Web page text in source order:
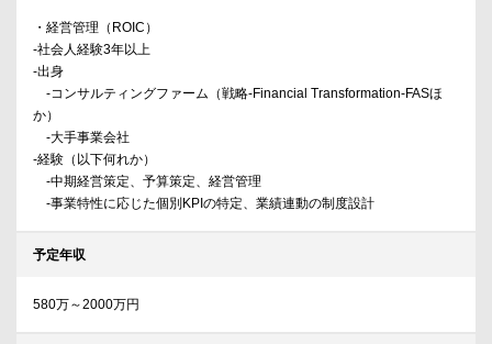
・経営管理（ROIC）
-社会人経験3年以上
-出身
-コンサルティングファーム（戦略-Financial Transformation-FASほ
か）
-大手事業会社
-経験（以下何れか）
-中期経営策定、予算策定、経営管理
-事業特性に応じた個別KPIの特定、業績連動の制度設計
予定年収
580万～2000万円